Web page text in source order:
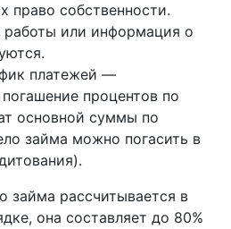
право собственности.
работы или информация о
платежей —
процентов по
основной суммы по
займа можно погасить в
займа рассчитывается в
она составляет до 80%